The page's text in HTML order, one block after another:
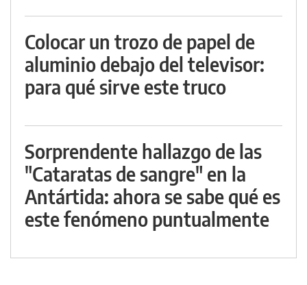
Colocar un trozo de papel de
aluminio debajo del televisor:
para qué sirve este truco
Sorprendente hallazgo de las
"Cataratas de sangre" en la
Antártida: ahora se sabe qué es
este fenómeno puntualmente